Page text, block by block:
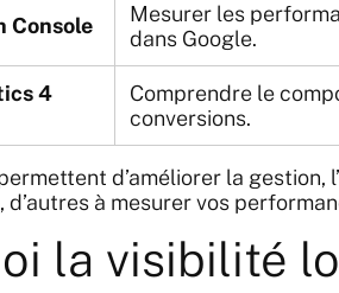
Console
Mesurer les
dans Google.
4
Comprendre le
conversions.
d’améliorer la gestion,
d’autres à mesurer vos
la visibilité